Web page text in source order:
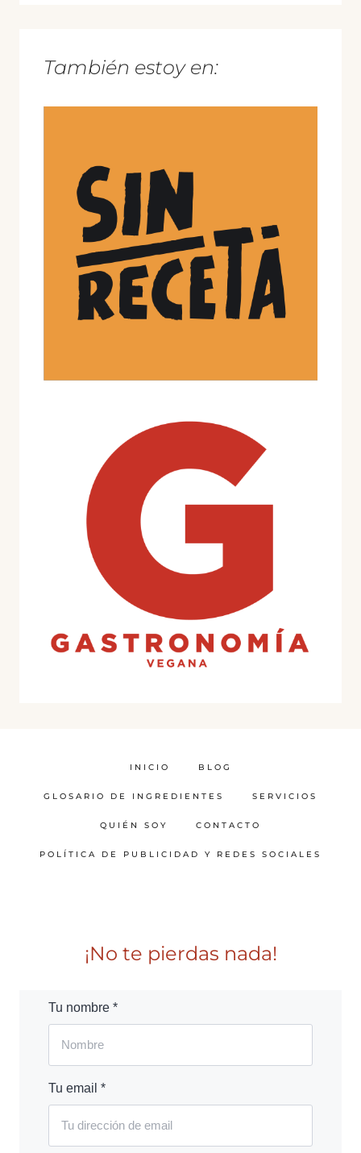
También estoy en:
INICIO BLOG
GLOSARIO DE INGREDIENTES SERVICIOS
QUIÉN SOY CONTACTO
POLÍTICA DE PUBLICIDAD Y REDES SOCIALES
¡No te pierdas nada!
Tu nombre *
Tu email *